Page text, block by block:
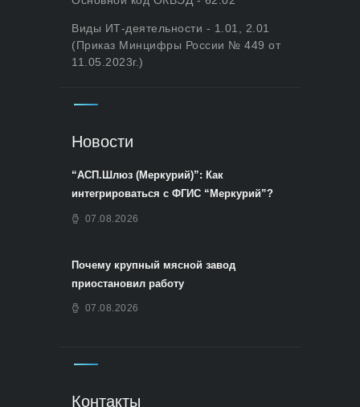
Виды ИТ-деятельности - 1.01, 2.01
(Приказ Минцифры России № 449 от
11.05.2023г.)
Новости
“АСП.Шлюз (Меркурий)”: Как
интегрироваться с ФГИС “Меркурий”?
07.08.2026
Почему крупный мясной завод
приостановил работу
07.08.2026
Контакты